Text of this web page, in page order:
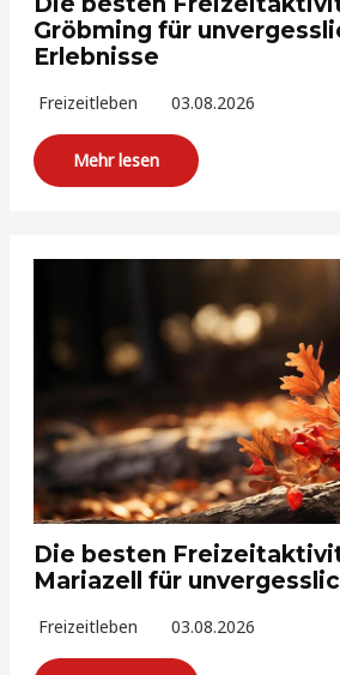
Gröbming für
Erlebnisse
Freizeitleben 03.08.2026
Mehr lesen
Die besten
Mariazell für
Freizeitleben 03.08.2026